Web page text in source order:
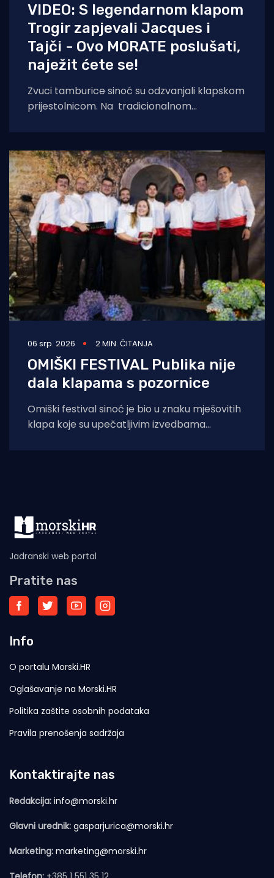
VIDEO: S legendarnom klapom
Trogir zapjevali Jacques i
Tajči - Ovo MORATE poslušati,
naježit ćete se!
Zvuci tamburice sinoć su odzvanjali klapskom
prijestolnicom. Na tradicionalnom
06 srp. 2026 2 MIN. ČITANJA
OMIŠKI FESTIVAL Publika nije
dala klapama s pozornice
Omiški festival sinoć je bio u znaku mješovitih
klapa koje su upečatljivim izvedbama
Jadranski web portal
Pratite nas
Info
O portalu Morski.HR
Oglašavanje na Morski.HR
Politika zaštite osobnih podataka
Pravila prenošenja sadržaja
Kontaktirajte nas
Redakcija: info@morski.hr
Glavni urednik: gasparjurica@morski.hr
Marketing: marketing@morski.hr